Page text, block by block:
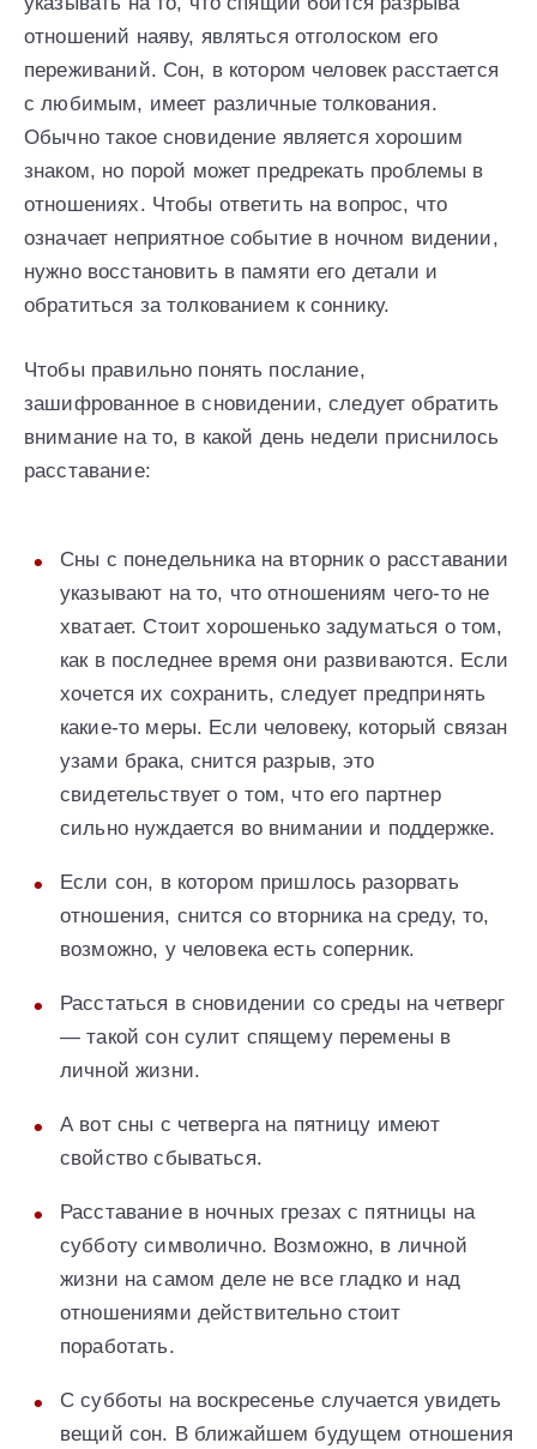
отношений наяву, являться отголоском его
переживаний. Сон, в котором человек расстается
с любимым, имеет различные толкования.
Обычно такое сновидение является хорошим
знаком, но порой может предрекать проблемы в
отношениях. Чтобы ответить на вопрос, что
означает неприятное событие в ночном видении,
нужно восстановить в памяти его детали и
обратиться за толкованием к соннику.
Чтобы правильно понять послание,
зашифрованное в сновидении, следует обратить
внимание на то, в какой день недели приснилось
расставание:
Сны с понедельника на вторник о расставании
указывают на то, что отношениям чего-то не
хватает. Стоит хорошенько задуматься о том,
как в последнее время они развиваются. Если
хочется их сохранить, следует предпринять
какие-то меры. Если человеку, который связан
узами брака, снится разрыв, это
свидетельствует о том, что его партнер
сильно нуждается во внимании и поддержке.
Если сон, в котором пришлось разорвать
отношения, снится со вторника на среду, то,
возможно, у человека есть соперник.
Расстаться в сновидении со среды на четверг
— такой сон сулит спящему перемены в
личной жизни.
А вот сны с четверга на пятницу имеют
свойство сбываться.
Расставание в ночных грезах с пятницы на
субботу символично. Возможно, в личной
жизни на самом деле не все гладко и над
отношениями действительно стоит
поработать.
С субботы на воскресенье случается увидеть
вещий сон. В ближайшем будущем отношения